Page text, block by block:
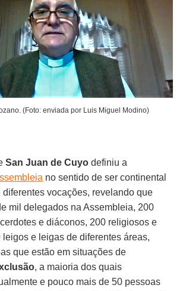
(Foto: enviada por Luis Miguel Modino)
San Juan de Cuyo definiu a
no sentido de ser continental
diferentes vocações, revelando que
mil delegados na Assembleia, 200
e diáconos, 200 religiosos e
e leigas de diferentes áreas,
que estão em situações de
, a maioria dos quais
e pouco mais de 50 pessoas